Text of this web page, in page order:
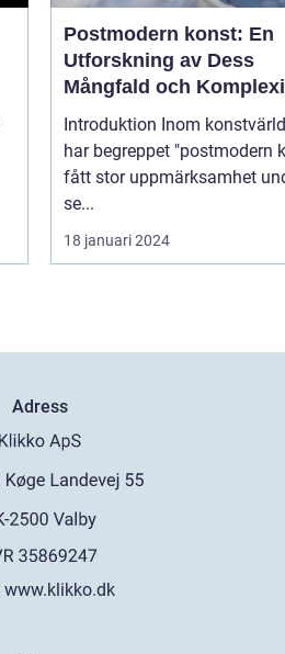
Postmodern konst: En
Utforskning av Dess
Mångfald och
Introduktion Inom konstvärlden
har begreppet "postmodern
fått stor uppmärksamhet
se...
18 januari 2024
Adress
www.klikko.dk